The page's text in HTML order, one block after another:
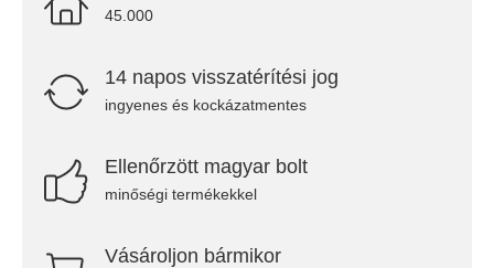
45.000
14 napos visszatérítési jog
ingyenes és kockázatmentes
Ellenőrzött magyar bolt
minőségi termékekkel
Vásároljon bármikor